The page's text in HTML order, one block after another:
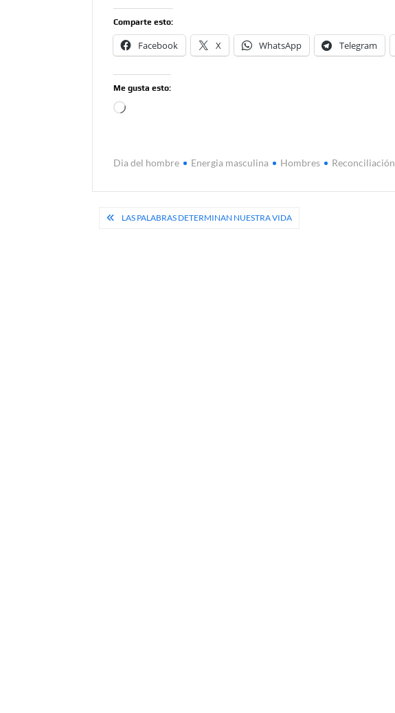
Comparte esto:
Facebook X WhatsApp Telegram
Me gusta esto:
Cargando...
Dia del hombre Energia masculina Hombres Reconciliación
Navegación
LAS PALABRAS DETERMINAN NUESTRA VIDA